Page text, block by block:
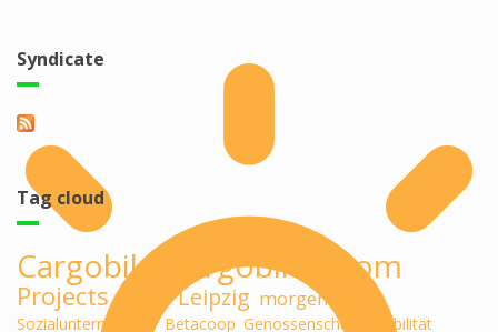
Syndicate
Tag cloud
Cargobike cargobikeboom
Projects midu Leipzig morgenlab
Sozialunternehmen Betacoop Genossenschaft Mobilität